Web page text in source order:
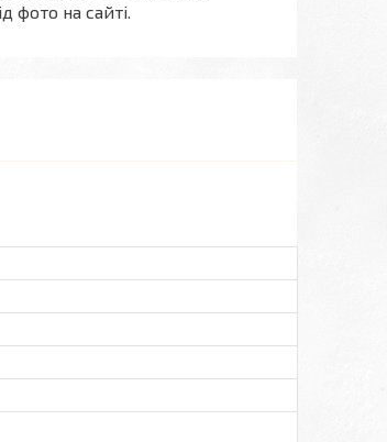
фото на сайті.